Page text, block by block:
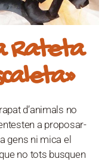
Rateta
d’animals no
a proposar-
gens ni mica el
no tots busquen